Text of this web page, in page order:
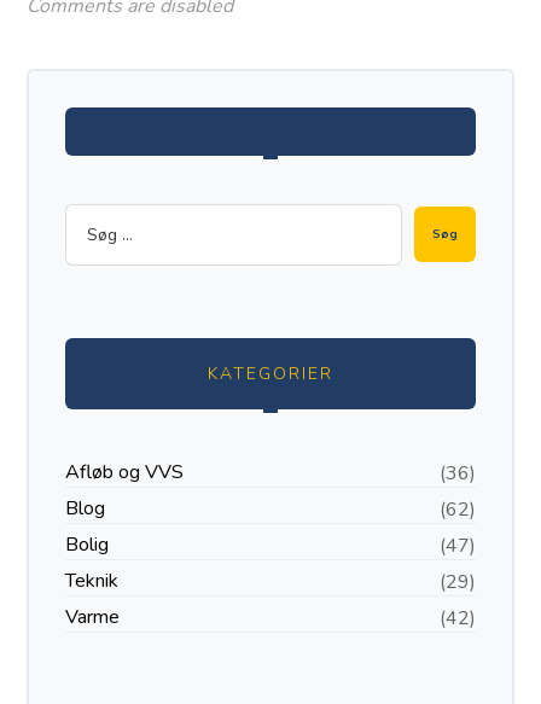
Comments are disabled
KATEGORIER
Afløb og VVS
(36)
Blog
(62)
Bolig
(47)
Teknik
(29)
Varme
(42)